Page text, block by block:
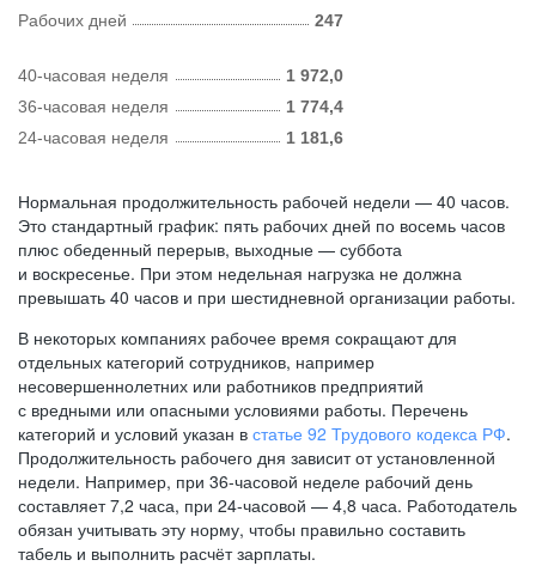
Рабочих дней 247
40-часовая неделя
1 972,0
36-часовая неделя
1 774,4
24-часовая неделя
1 181,6
Нормальная продолжительность рабочей недели — 40 часов.
Это стандартный график: пять рабочих дней по восемь часов
плюс обеденный перерыв, выходные — суббота
и воскресенье. При этом недельная нагрузка не должна
превышать 40 часов и при шестидневной организации работы.
В некоторых компаниях рабочее время сокращают для
отдельных категорий сотрудников, например
несовершеннолетних или работников предприятий
с вредными или опасными условиями работы. Перечень
категорий и условий указан в статье 92 Трудового кодекса РФ.
Продолжительность рабочего дня зависит от установленной
недели. Например, при 36-часовой неделе рабочий день
составляет 7,2 часа, при 24-часовой — 4,8 часа. Работодатель
обязан учитывать эту норму, чтобы правильно составить
табель и выполнить расчёт зарплаты.